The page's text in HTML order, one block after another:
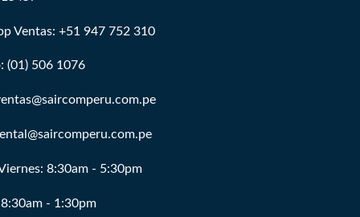
Ventas: +51 947 752 310
(01) 506 1076
8:30am - 5:30pm
- 1:30pm